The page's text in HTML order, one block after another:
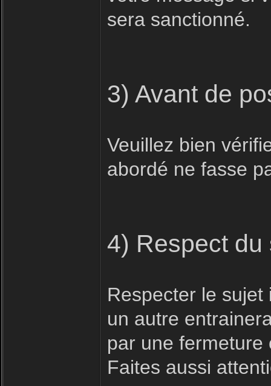
sera sanctionné.
3) Avant de
Veuillez bien
abordé ne fasse
4) Respect
Respecter le sujet
un autre
par une
Faites aussi